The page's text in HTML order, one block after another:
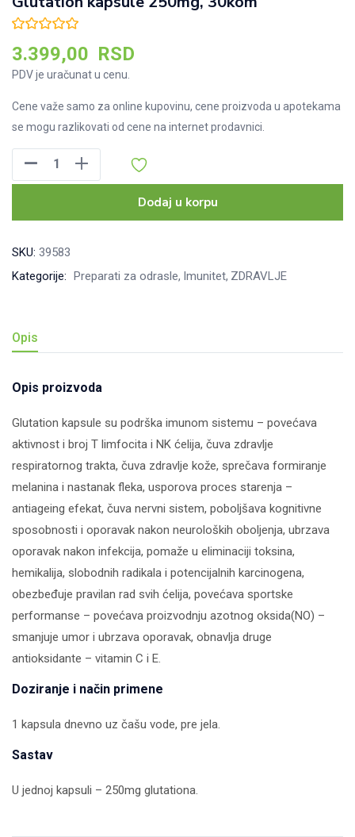
3.399,00 RSD
PDV je uračunat u cenu.
Cene važe samo za online kupovinu, cene proizvoda u apotekama
se mogu razlikovati od cene na internet prodavnici.
Glutation
kapsule
30kom
Dodaj u korpu
SKU: 39583
Kategorije: Preparati za odrasle Imunitet ZDRAVLJE
Opis
Opis proizvoda
Glutation kapsule su podrška imunom sistemu – povećava
aktivnost i broj T limfocita i NK ćelija, čuva zdravlje
respiratornog trakta, čuva zdravlje kože, sprečava formiranje
melanina i nastanak fleka, usporova proces starenja –
antiageing efekat, čuva nervni sistem, poboljšava kognitivne
sposobnosti i oporavak nakon neuroloških oboljenja, ubrzava
oporavak nakon infekcija, pomaže u eliminaciji toksina,
hemikalija, slobodnih radikala i potencijalnih karcinogena,
obezbeđuje pravilan rad svih ćelija, povećava sportske
performanse – povećava proizvodnju azotnog oksida(NO) –
smanjuje umor i ubrzava oporavak, obnavlja druge
antioksidante – vitamin C i E.
Doziranje i način primene
1 kapsula dnevno uz čašu vode, pre jela.
Sastav
U jednoj kapsuli – 250mg glutationa.